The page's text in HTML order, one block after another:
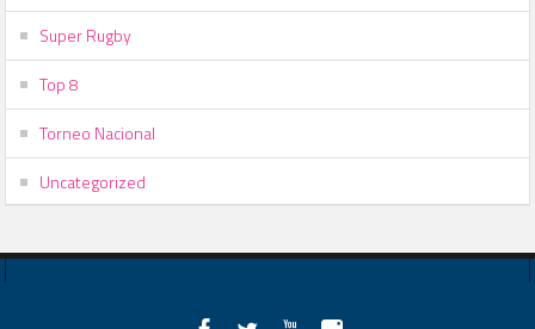
Super Rugby
Top 8
Torneo Nacional
Uncategorized